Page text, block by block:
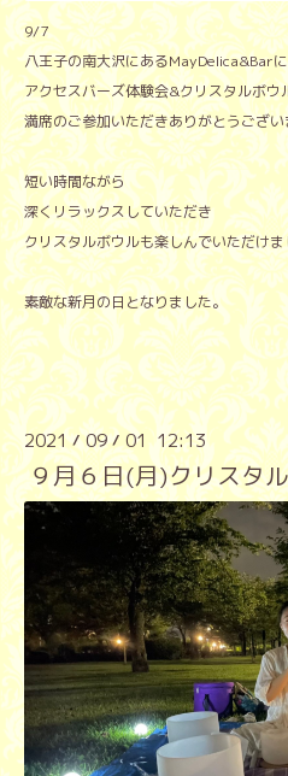
9/7
八王子の南大沢にあるMayDelica&Bar
アクセスバーズ体験会&クリスタルボウ
満席のご参加いただきありがとうござ
短い時間ながら
深くリラックスしていただき
クリスタルボウルも楽しんでいただけま
素敵な新月の日となりました。
2021/09/ 01 12:13
９月６日(月)クリスタ